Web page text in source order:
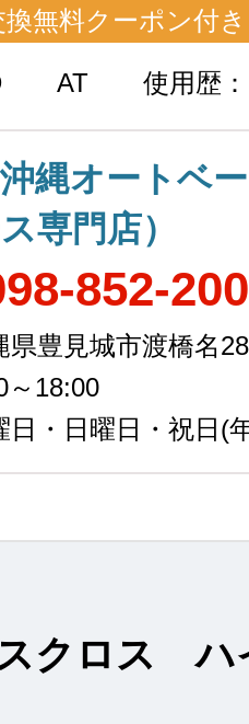
無料クーポン付き
AT 使用歴
縄オートベ
専門店）
852-
県豊見城市渡橋名
～18:00
日・日曜日・祝日 (
スクロス ハ